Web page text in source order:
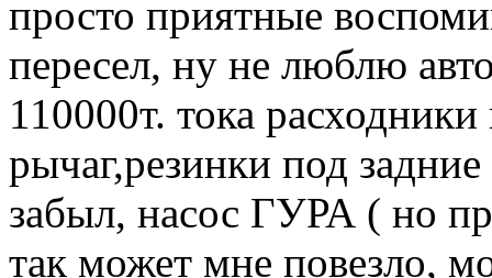
просто приятные
пересел, ну не люблю
110000т. тока
рычаг,резинки под
забыл, насос ГУРА ( но
так может мне повезло,